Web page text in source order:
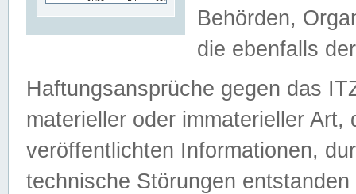
Behörden,
die ebenfalls
Haftungsansprüche gegen das
materieller oder immaterieller
veröffentlichten Informationen,
technische Störungen